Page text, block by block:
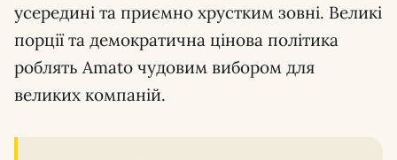
усередині та приємно хрустким зовні. Великі
порції та демократична цінова політика
роблять Amato чудовим вибором для
великих компаній.